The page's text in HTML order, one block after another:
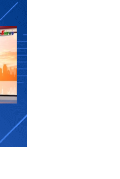
Chào ngày mới 4/8/2026